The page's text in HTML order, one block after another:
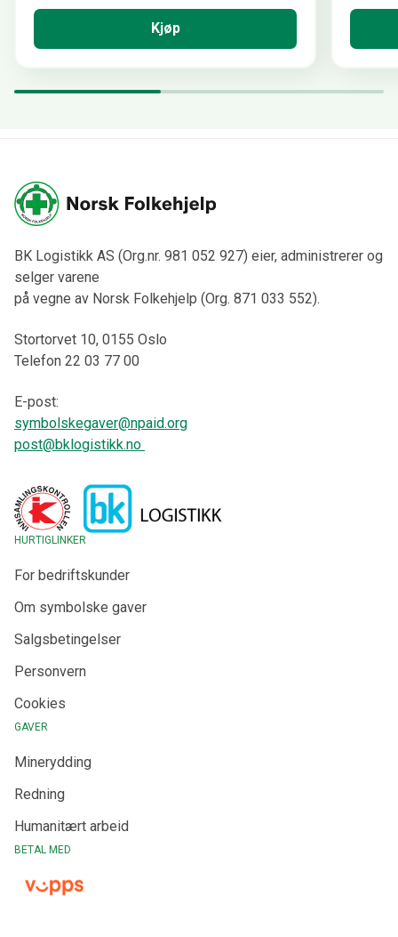
Kjøp
BK Logistikk AS (Org.nr. 981 052 927) eier, administrerer og
selger varene
på vegne av Norsk Folkehjelp (Org. 871 033 552).
Stortorvet 10, 0155 Oslo
Telefon 22 03 77 00
E-post:
symbolskegaver@npaid.org
post@bklogistikk.no
HURTIGLINKER
For bedriftskunder
Om symbolske gaver
Salgsbetingelser
Personvern
Cookies
GAVER
Minerydding
Redning
Humanitært arbeid
BETAL MED